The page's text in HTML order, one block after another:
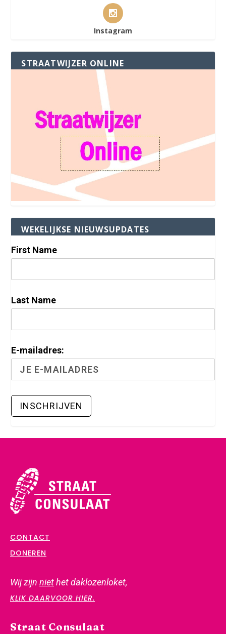
Instagram
STRAATWIJZER ONLINE
WEKELIJKSE NIEUWSUPDATES
First Name
Last Name
E-mailadres:
CONTACT
DONEREN
Wij zijn niethet daklozenloket,
KLIK DAARVOOR HIER.
Straat Consulaat